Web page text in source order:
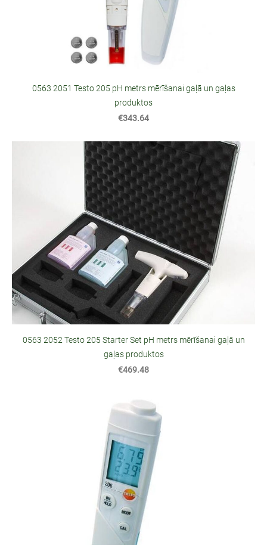
0563 2051 Testo 205 pH metrs mērīšanai gaļā un gaļas
produktos
€343.64
0563 2052 Testo 205 Starter Set pH metrs mērīšanai gaļā un
gaļas produktos
€469.48